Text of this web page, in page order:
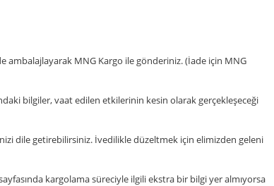
ambalajlayarak MNG Kargo ile gönderiniz. (İade için MNG
bilgiler, vaat edilen etkilerinin kesin olarak gerçekleşeceği
dile getirebilirsiniz. İvedilikle düzeltmek için elimizden geleni
kargolama süreciyle ilgili ekstra bir bilgi yer almıyorsa